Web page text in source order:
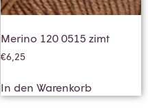
Merino 120 0515 zimt
€6,25
In den Warenkorb